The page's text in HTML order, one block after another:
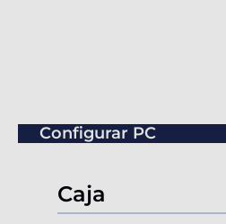
Configurar PC
Caja